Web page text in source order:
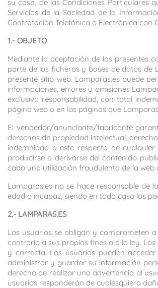
su caso, de las Condiciones Particulares
Servicios de la Sociedad de la
Contratación Telefónica o Electrónica con
1.- OBJETO
Mediante la aceptación de las presentes
parte de los ficheros y bases de datos de
presente sitio web. Lamparas.es puede
informaciones, errores u omisiones
exclusiva responsabilidad, con total
página web o en las páginas que
El vendedor/anunciante/fabricante
derechos de propiedad intelectual,
indemnidad a este respecto de
producirse o derivarse del contenido
cabo una utilización fraudulenta de la web
Lamparas.es no se hace responsable
edad o incapaz, siendo en todo caso los
2.- LAMPARAS.ES
Los usuarios se obligan y comprometen
contrario a sus propios fines o a la ley.
y correcta. Los usuarios pueden
administrar y guardar su información
derecho de realizar una advertencia al
usuarios responderán de cualesquiera